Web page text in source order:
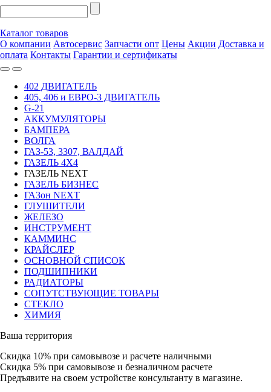
Каталог товаров
О компании Автосервис Запчасти опт Цены Акции Доставка и
оплата Контакты Гарантии и сертификаты
402 ДВИГАТЕЛЬ
405, 406 и ЕВРО-3 ДВИГАТЕЛЬ
G-21
АККУМУЛЯТОРЫ
БАМПЕРА
ВОЛГА
ГАЗ-53, 3307, ВАЛДАЙ
ГАЗЕЛЬ 4Х4
ГАЗЕЛЬ NEXT
ГАЗЕЛЬ БИЗНЕС
ГАЗон NEXT
ГЛУШИТЕЛИ
ЖЕЛЕЗО
ИНСТРУМЕНТ
КАММИНС
КРАЙСЛЕР
ОСНОВНОЙ СПИСОК
ПОДШИПНИКИ
РАДИАТОРЫ
СОПУТСТВУЮЩИЕ ТОВАРЫ
СТЕКЛО
ХИМИЯ
Ваша территория
Скидка 10% при самовывозе и расчете наличными
Скидка 5% при самовывозе и безналичном расчете
Предъявите на своем устройстве консультанту в магазине.